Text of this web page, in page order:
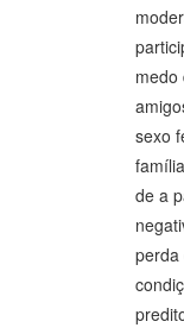
medo
sexo
de a
perda